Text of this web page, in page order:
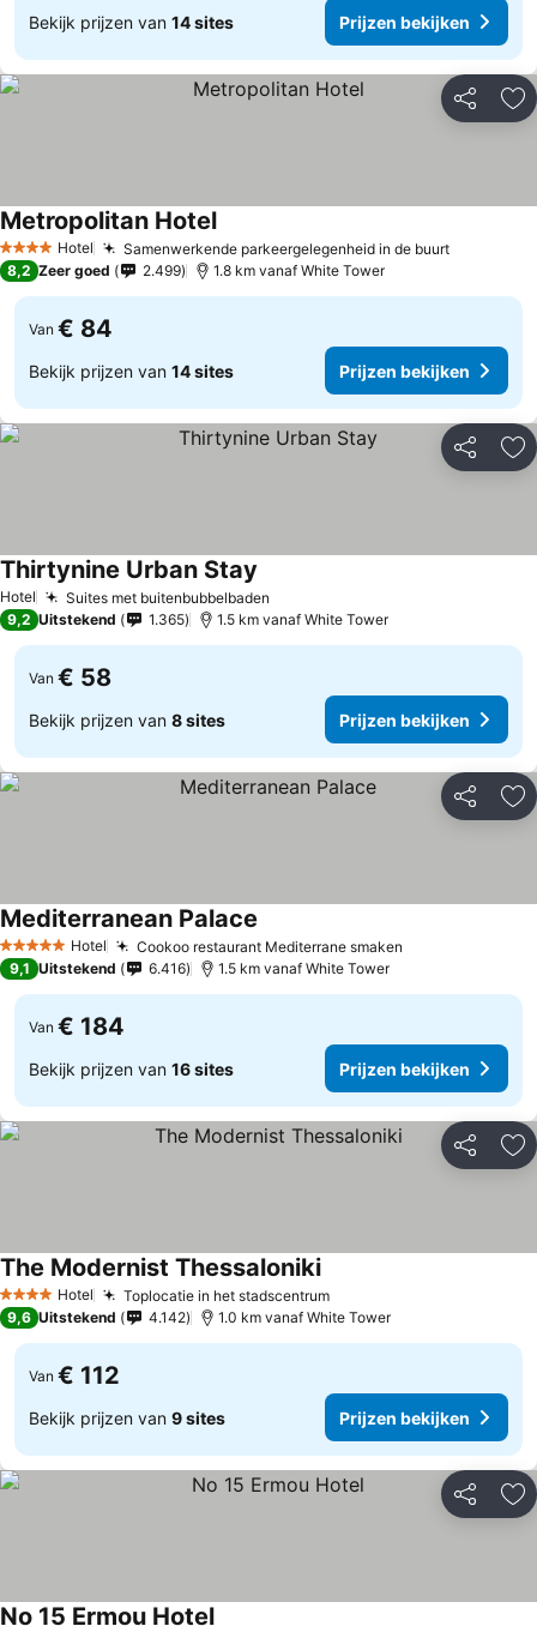
Bekijk prijzen van 14 sites Prijzen bekijken
Delen
4 SterrenHotel Samenwerkende parkeergelegenheid in de buurt
Metropolitan Hotel
8,2 Zeer goed 2.499 1.8 km vanaf White Tower
Van € 84
Bekijk prijzen van 14 sites Prijzen bekijken
Delen
Hotel Suites met buitenbubbelbaden
Thirtynine Urban Stay
9,2 Uitstekend 1.365 1.5 km vanaf White Tower
Van € 58
Bekijk prijzen van 8 sites Prijzen bekijken
Delen
5 Sterren Hotel Cookoo restaurant Mediterrane smaken
Mediterranean Palace
9,1 Uitstekend 6.416 1.5 km vanaf White Tower
Van € 184
Bekijk prijzen van 16 sites Prijzen bekijken
Delen
4 SterrenHotel Toplocatie in het stadscentrum
The Modernist Thessaloniki
9,6 Uitstekend 4.142 1.0 km vanaf White Tower
Van € 112
Bekijk prijzen van 9 sites Prijzen bekijken
Delen
No 15 Ermou Hotel